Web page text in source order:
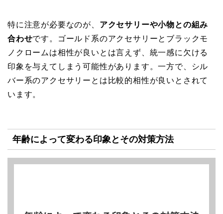
特に注意が必要なのが、 アクセサリーや小物との組み
合わせです。ゴールド系のアクセサリーとブラックモ
ノクロームは相性が良いとは言えず、統一感に欠ける
印象を与えてしまう可能性があります。一方で、シル
バー系のアクセサリーとは比較的相性が良いとされて
います。
年齢によって変わる印象とその対策方法